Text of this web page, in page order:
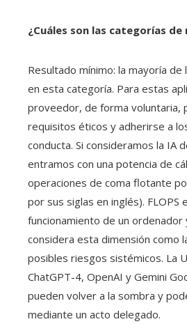
¿Cuáles son las categorías de
Resultado mínimo: la mayoría
en esta categoría. Para estas
proveedor, de forma voluntaria,
requisitos éticos y adherirse a
conducta. Si consideramos la IA
entramos con una potencia de
operaciones de coma flotante
por sus siglas en inglés). FLOPS
funcionamiento de un ordenador
considera esta dimensión como
posibles riesgos sistémicos. La
ChatGPT-4, OpenAI y Gemini
pueden volver a la sombra y
mediante un acto delegado.